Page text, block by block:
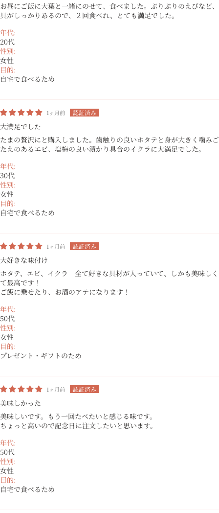
お昼にご飯に大葉と一緒にのせて、食べました。ぷりぷりのえびなど、
具がしっかりあるので、２回食べれ、とても満足でした。
年代:
20代
性別:
女性
目的:
自宅で食べるため
1ヶ月前
大満足でした
たまの贅沢にと購入しました。歯触りの良いホタテと身が大きく噛みご
たえのあるエビ、塩梅の良い漬かり具合のイクラに大満足でした。
年代:
30代
性別:
女性
目的:
自宅で食べるため
1ヶ月前
大好きな味付け
ホタテ、エビ、イクラ 全て好きな具材が入っていて、しかも美味しく
て最高です！
ご飯に乗せたり、お酒のアテになります！
年代:
50代
性別:
女性
目的:
プレゼント・ギフトのため
1ヶ月前
美味しかった
美味しいです。もう一回たべたいと感じる味です。
ちょっと高いので記念日に注文したいと思います。
年代:
50代
性別:
女性
目的:
自宅で食べるため